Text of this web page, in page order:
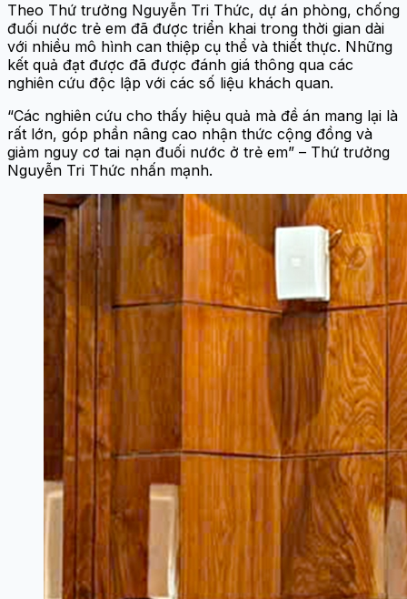
Theo Thứ trưởng Nguyễn Tri Thức, dự án phòng, chống
đuối nước trẻ em đã được triển khai trong thời gian dài
với nhiều mô hình can thiệp cụ thể và thiết thực. Những
kết quả đạt được đã được đánh giá thông qua các
nghiên cứu độc lập với các số liệu khách quan.
“Các nghiên cứu cho thấy hiệu quả mà đề án mang lại là
rất lớn, góp phần nâng cao nhận thức cộng đồng và
giảm nguy cơ tai nạn đuối nước ở trẻ em” – Thứ trưởng
Nguyễn Tri Thức nhấn mạnh.